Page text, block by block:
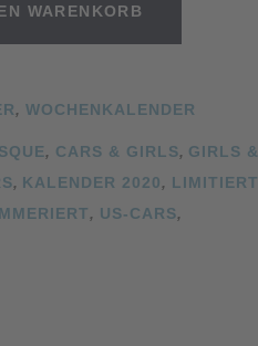
WARENKORB
,WOCHENKALENDER
, CARS & GIRLS, GIRLS &
, KALENDER 2020, LIMITIERT
, US-CARS,